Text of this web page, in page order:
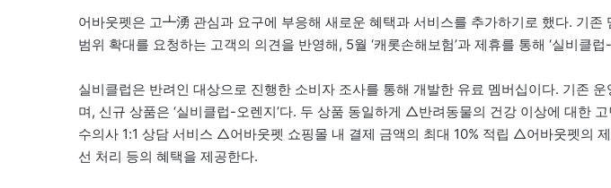
어바웃펫은 고┻湧 관심과 요구에 부응해 새로운 혜택과 서비스를 추가하기로 했다. 기존
범위 확대를 요청하는 고객의 의견을 반영해, 5월 ‘캐롯손해보험’과 제휴를 통해 ‘실비클
실비클럽은 반려인 대상으로 진행한 소비자 조사를 통해 개발한 유료 멤버십이다. 기존 운
며, 신규 상품은 ‘실비클럽-오렌지’다. 두 상품 동일하게 △반려동물의 건강 이상에 대한
수의사 1:1 상담 서비스 △어바웃펫 쇼핑몰 내 결제 금액의 최대 10% 적립 △어바웃펫의
선 처리 등의 혜택을 제공한다.